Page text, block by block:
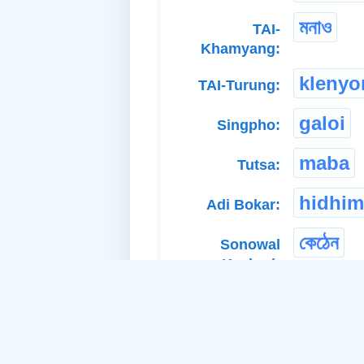
TAI-
Khamyang:
মনাও
TAI-Turung:
Singpho: galoi
Tutsa: maba
Adi Bokar: hidhim
Sonowal
Kachari:
কেঠেন